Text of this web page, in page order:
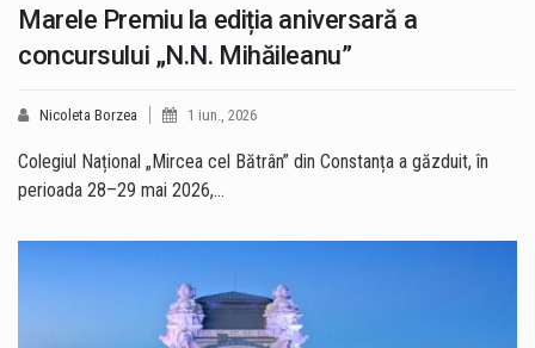
Marele Premiu la ediția aniversară a
concursului „N.N. Mihăileanu”
Nicoleta Borzea 1 iun., 2026
Colegiul Național „Mircea cel Bătrân” din Constanța a găzduit, în
perioada 28–29 mai 2026,…